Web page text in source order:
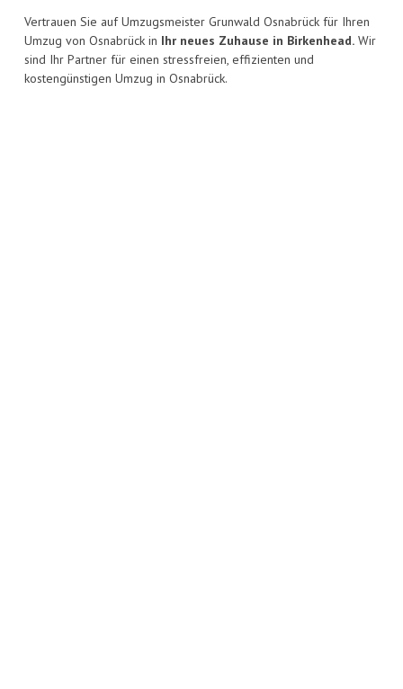
Vertrauen Sie auf Umzugsmeister Grunwald Osnabrück für Ihren
Umzug von Osnabrück in Ihr neues Zuhause in Birkenhead. Wir
sind Ihr Partner für einen stressfreien, effizienten und
kostengünstigen Umzug in Osnabrück.